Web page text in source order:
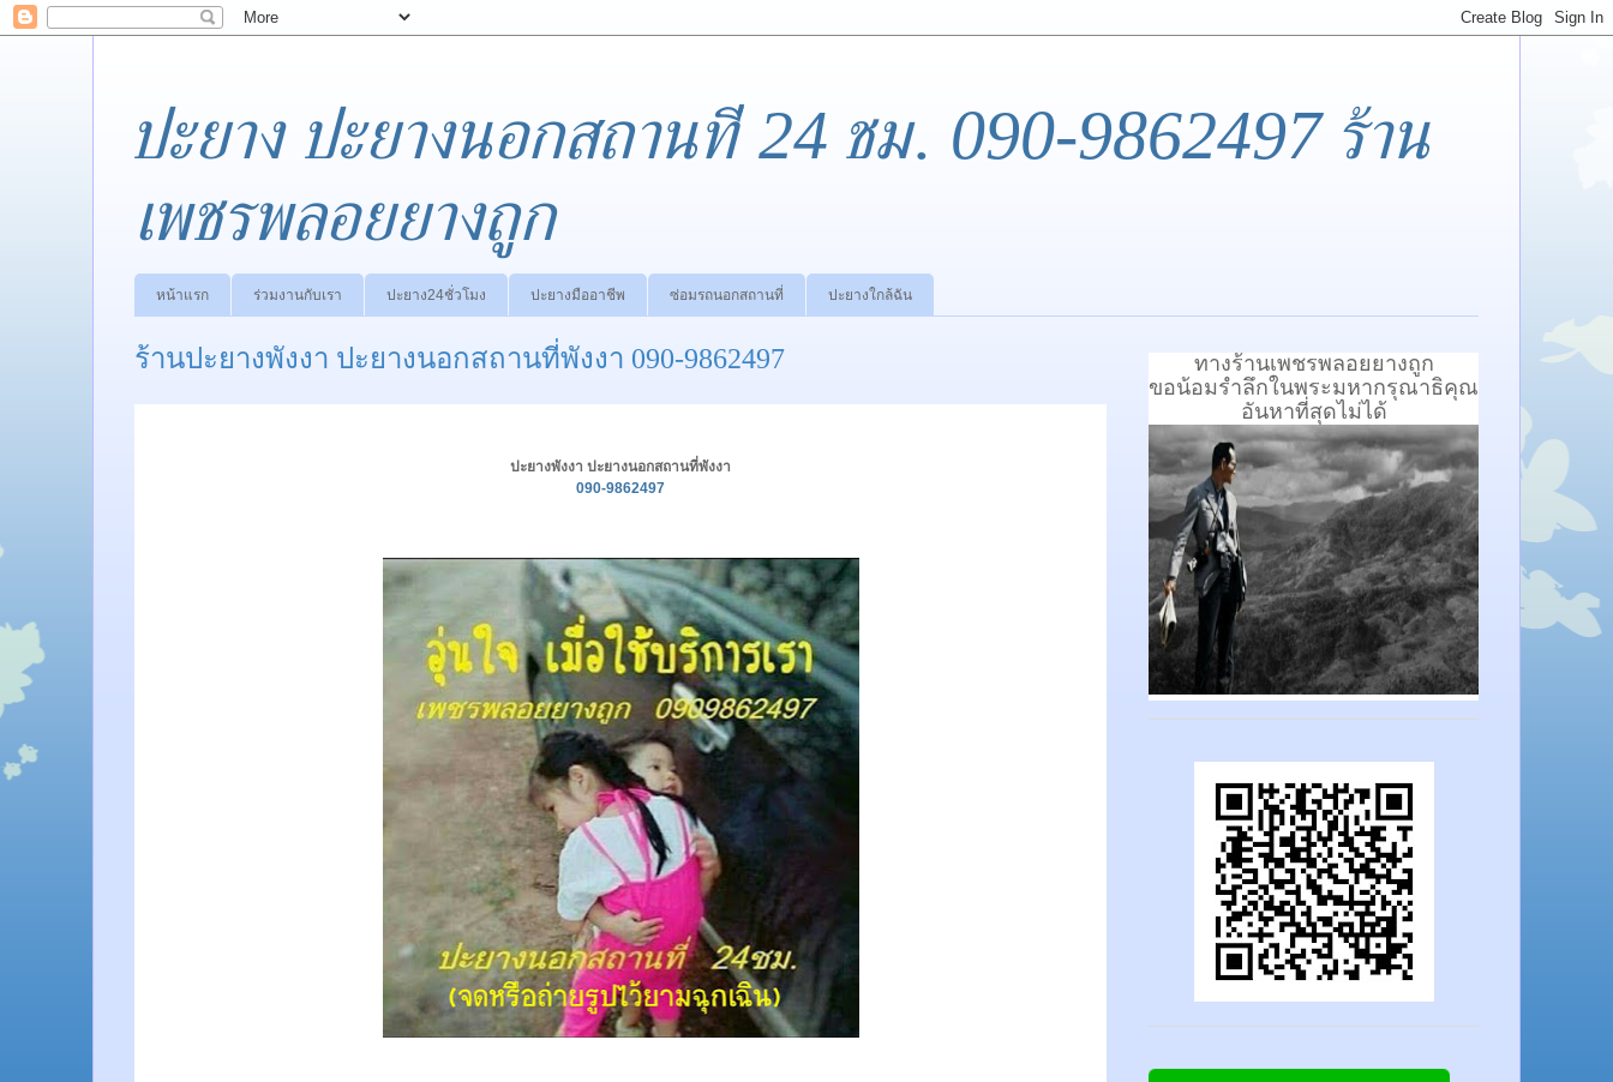
ปะยาง ปะยางนอกสถานที่ 24 ชม. 090-9862497 ร้าน
เพชรพลอยยางถูก
หน้าแรก ร่วมงานกับเรา ปะยาง24ชั่วโมง ปะยางมืออาชีพ ซ่อมรถนอกสถานที่ ปะยางใกล้ฉัน
ร้านปะยางพังงา ปะยางนอกสถานที่พังงา 090-9862497
ปะยางพังงา ปะยางนอกสถานที่พังงา
090-9862497
ทางร้านเพชรพลอยยางถูก
ขอน้อมรำลึกในพระมหากรุณาธิคุณ
อันหาที่สุดไม่ได้